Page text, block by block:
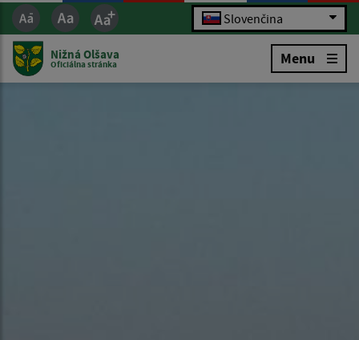
Slovenčina
Nižná Olšava
Oficiálna stránka Menu